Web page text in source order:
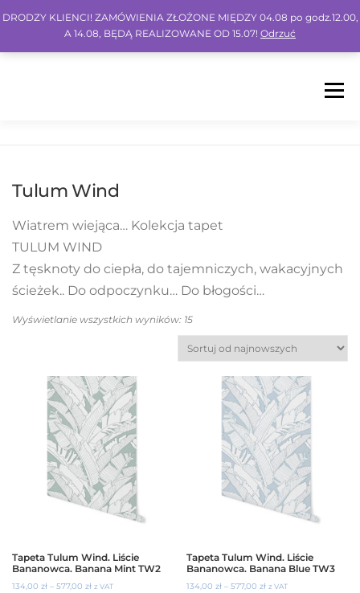
Menu
Tulum Wind
Wiatrem wiejąca… Kolekcja tapet
TULUM WIND
Z tęsknoty do ciepła, do tajemniczych, wakacyjnych
ścieżek.. Do odpoczynku… Do błogości…
Wyświetlanie wszystkich wyników: 15
Tapeta Tulum Wind. Liście
Bananowca. Banana Mint TW2
134,00 zł – 577,00 zł z VAT
Tapeta Tulum Wind. Liście
Bananowca. Banana Blue TW3
134,00zł –577,00zł z VAT
DRODZY KLIENCI! ZAMÓWIENIA ZŁOŻONE MIĘDZY 04.08 po godz.12.00,
A 14.08, BĘDĄ REALIZOWANE OD 15.07! Odrzuć